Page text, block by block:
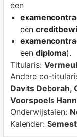
een
een
een diploma).
Titularis:
Andere co-
Davits Deborah,
Voorspoels
Onderwijstalen:
Kalender: